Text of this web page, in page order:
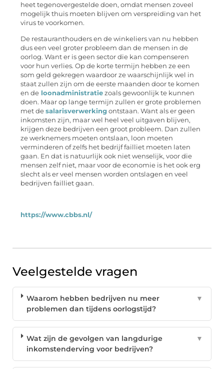
heet tegenovergestelde doen, omdat mensen zoveel
mogelijk thuis moeten blijven om verspreiding van het
virus te voorkomen.
De restauranthouders en de winkeliers van nu hebben
dus een veel groter probleem dan de mensen in de
oorlog. Want er is geen sector die kan compenseren
voor hun verlies. Op de korte termijn hebben ze een
som geld gekregen waardoor ze waarschijnlijk wel in
staat zullen zijn om de eerste maanden door te komen
en de loonadministratie zoals gewoonlijk te kunnen
doen. Maar op lange termijn zullen er grote problemen
met de salarisverwerking ontstaan. Want als er geen
inkomsten zijn, maar wel heel veel uitgaven blijven,
krijgen deze bedrijven een groot probleem. Dan zullen
ze werknemers moeten ontslaan, loon moeten
verminderen of zelfs het bedrijf failliet moeten laten
gaan. En dat is natuurlijk ook niet wenselijk, voor die
mensen zelf niet, maar voor de economie is het ook erg
slecht als er veel mensen worden ontslagen en veel
bedrijven failliet gaan.
https://www.cbbs.nl/
Veelgestelde vragen
Waarom hebben bedrijven nu meer
problemen dan tijdens oorlogstijd?
▼
Wat zijn de gevolgen van langdurige
inkomstenderving voor bedrijven?
▼